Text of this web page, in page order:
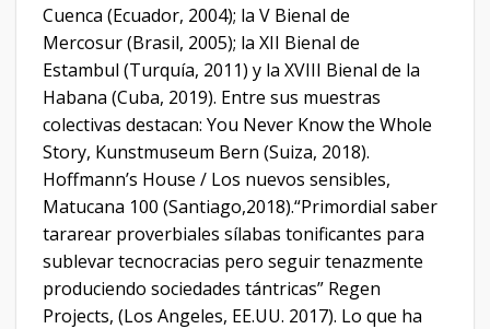
Cuenca (Ecuador, 2004); la V Bienal de
Mercosur (Brasil, 2005); la XII Bienal de
Estambul (Turquía, 2011) y la XVIII Bienal de la
Habana (Cuba, 2019). Entre sus muestras
colectivas destacan: You Never Know the Whole
Story, Kunstmuseum Bern (Suiza, 2018).
Hoffmann’s House / Los nuevos sensibles,
Matucana 100 (Santiago,2018).“Primordial saber
tararear proverbiales sílabas tonificantes para
sublevar tecnocracias pero seguir tenazmente
produciendo sociedades tántricas” Regen
Projects, (Los Angeles, EE.UU. 2017). Lo que ha